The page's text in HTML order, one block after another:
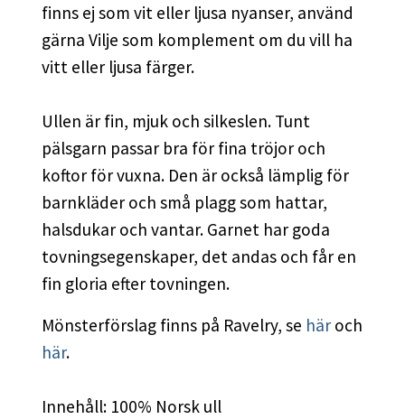
finns ej som vit eller ljusa nyanser, använd
gärna Vilje som komplement om du vill ha
vitt eller ljusa färger.
Ullen är fin, mjuk och silkeslen. Tunt
pälsgarn passar bra för fina tröjor och
koftor för vuxna. Den är också lämplig för
barnkläder och små plagg som hattar,
halsdukar och vantar. Garnet har goda
tovningsegenskaper, det andas och får en
fin gloria efter tovningen.
Mönsterförslag finns på Ravelry, se här och
här.
Innehåll: 100% Norsk ull